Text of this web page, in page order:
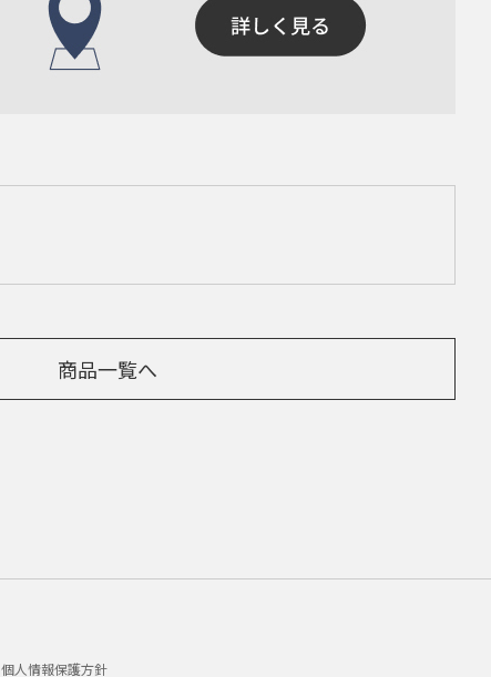
商品一覧へ
個人情報保護方針